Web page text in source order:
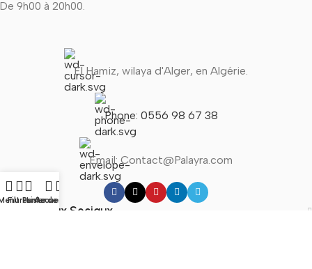
De 9h00 à 20h00.
El Hamiz, wilaya d'Alger, en Algérie.
Phone: 0556 98 67 38
Email: Contact@Palayra.com
Nos Réseaux Sociaux
FiltresPanierAccueil
Liste de souhaits